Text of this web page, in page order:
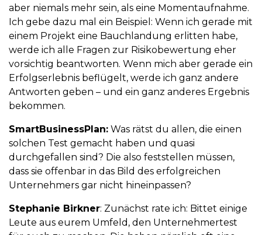
aber niemals mehr sein, als eine Momentaufnahme.
Ich gebe dazu mal ein Beispiel: Wenn ich gerade mit
einem Projekt eine Bauchlandung erlitten habe,
werde ich alle Fragen zur Risikobewertung eher
vorsichtig beantworten. Wenn mich aber gerade ein
Erfolgserlebnis beflügelt, werde ich ganz andere
Antworten geben – und ein ganz anderes Ergebnis
bekommen.
SmartBusinessPlan: Was rätst du allen, die einen
solchen Test gemacht haben und quasi
durchgefallen sind? Die also feststellen müssen,
dass sie offenbar in das Bild des erfolgreichen
Unternehmers gar nicht hineinpassen?
Stephanie Birkner: Zunächst rate ich: Bittet einige
Leute aus eurem Umfeld, den Unternehmertest